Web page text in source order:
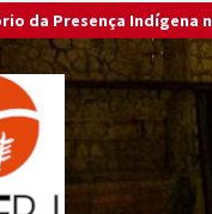
da Presença Indígena